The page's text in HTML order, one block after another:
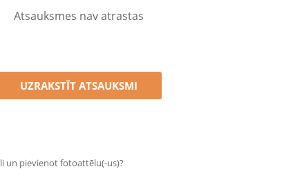
Atsauksmes nav atrastas
UZRAKSTĪT ATSAUKSMI
un pievienot fotoattēlu(-us)?